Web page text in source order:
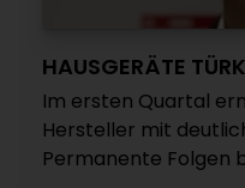
HAUSGERÄTE
Im ersten Quartal
Hersteller mit
Permanente Folgen